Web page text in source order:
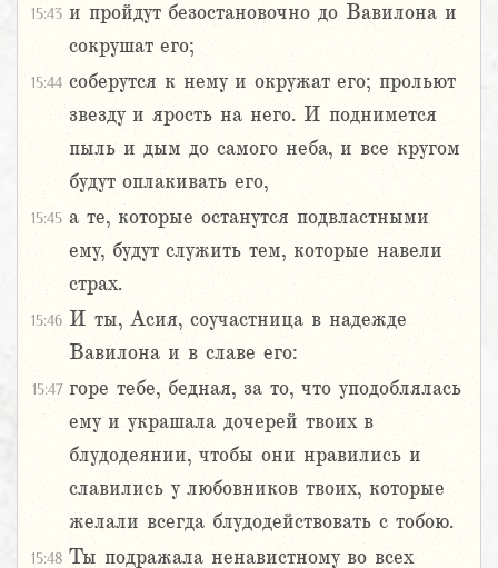
15:43 и пройдут безостановочно до Вавилона и
сокрушат его;
15:44 соберутся к нему и окружат его; прольют
звезду и ярость на него. И поднимется
пыль и дым до самого неба, и все кругом
будут оплакивать его,
15:45 а те, которые останутся подвластными
ему, будут служить тем, которые навели
страх.
15:46 И ты, Асия, соучастница в надежде
Вавилона и в славе его:
15:47 горе тебе, бедная, за то, что уподоблялась
ему и украшала дочерей твоих в
блудодеянии, чтобы они нравились и
славились у любовников твоих, которые
желали всегда блудодействовать с тобою.
15:48 Ты подражала ненавистному во всех